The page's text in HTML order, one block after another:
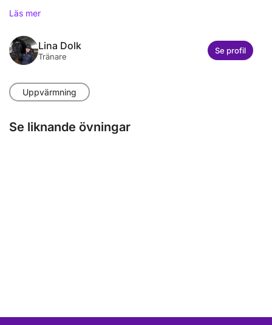
Läs mer
Lina Dolk
Tränare
Se profil
Uppvärmning
Se liknande övningar